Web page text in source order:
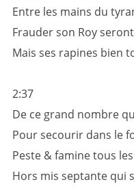
Entre les mains du
Frauder son Roy
Mais ses rapines bien
2:37
De ce grand nombre
Pour secourir dans le
Peste & famine tous
Hors mis septante qui